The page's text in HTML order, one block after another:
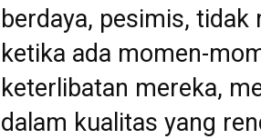
berdaya, pesimis, tidak
ketika ada momen-
keterlibatan mereka,
dalam kualitas yang